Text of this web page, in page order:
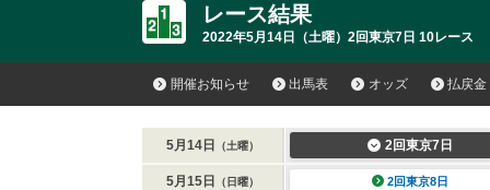
レース結果
2022年5月14日（土曜）2回東京7日 10レース
開催お知らせ 出馬表 オッズ 払戻金
5月14日 （土曜） 2回東京7日
5月15日 （日曜） 2回東京8日